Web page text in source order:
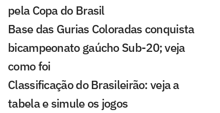
pela Copa do Brasil
Base das Gurias Coloradas conquista
bicampeonato gaúcho Sub-20; veja
como foi
Classificação do Brasileirão: veja a
tabela e simule os jogos